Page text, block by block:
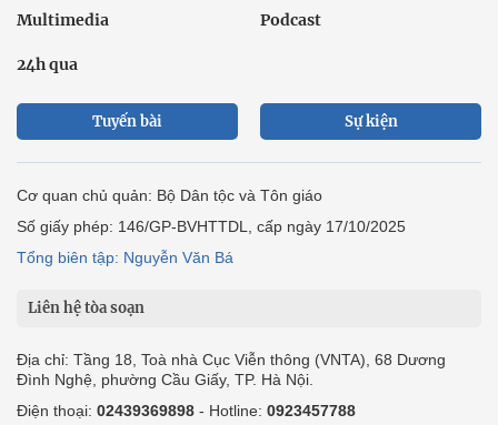
Multimedia Podcast
24h qua
Tuyến bài Sự kiện
Cơ quan chủ quản: Bộ Dân tộc và Tôn giáo
Số giấy phép: 146/GP-BVHTTDL, cấp ngày 17/10/2025
Tổng biên tập: Nguyễn Văn Bá
Liên hệ tòa soạn
Địa chỉ: Tầng 18, Toà nhà Cục Viễn thông (VNTA), 68 Dương
Đình Nghệ, phường Cầu Giấy, TP. Hà Nội.
Điện thoại: 02439369898 - Hotline: 0923457788